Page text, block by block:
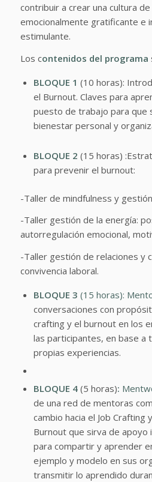
contribuir a crear una cultura
emocionalmente gratificante e
estimulante.
Los contenidos del programa
BLOQUE 1 (10 horas):
el Burnout. Claves para
puesto de trabajo para que
bienestar personal y
BLOQUE 2 (15 horas)
para prevenir el burnout:
-Taller de mindfulness y
-Taller gestión de la energía:
autorregulación emocional,
-Taller gestión de relaciones y
convivencia laboral.
BLOQUE 3 (15 horas):
conversaciones con
crafting y el burnout en los
las participantes, en base a
propias experiencias.
BLOQUE 4 (5 horas):
de una red de mentoras
cambio hacia el Job Crafting
Burnout que sirva de apoyo
para compartir y aprender
ejemplo y modelo en sus
transmitir lo aprendido